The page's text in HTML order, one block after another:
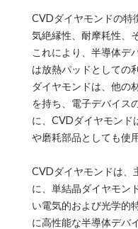
CVDダイヤモンドの特
気絶縁性、耐摩耗性、
これにより、半導体デ
は放熱パッドとしての
ダイヤモンドは、他の
を持ち、電子デバイス
に、CVDダイヤモンド
や磨耗部品としても使
CVDダイヤモンドは、
に、単結晶ダイヤモン
い電気的および光学的
に高性能な半導体デバ